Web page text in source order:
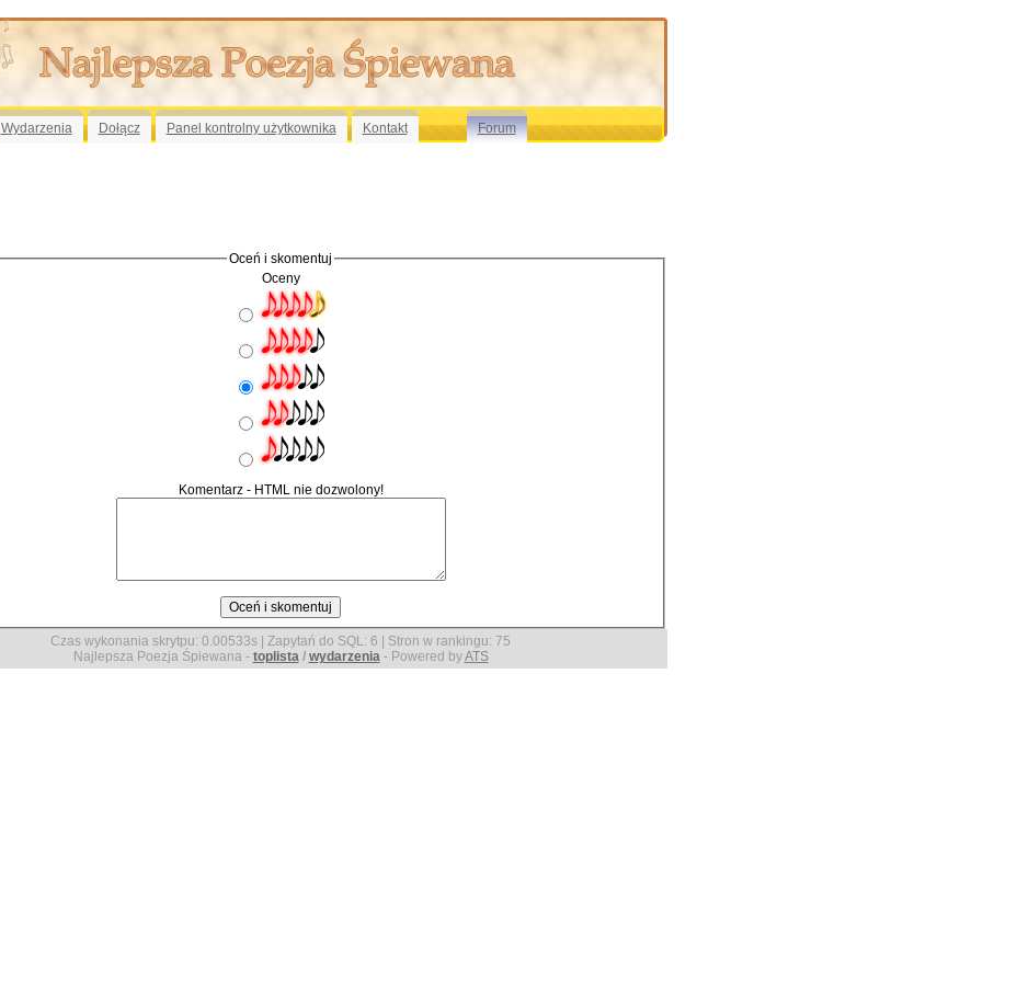
Wydarzenia Dołącz Panel kontrolny użytkownika Kontakt Forum
Oceń i skomentuj
Oceny
Komentarz - HTML nie dozwolony!
Czas wykonania skrytpu: 0.00533s | Zapytań do SQL: 6 | Stron w rankingu: 75
Najlepsza Poezja Śpiewana - toplista / wydarzenia - Powered byATS